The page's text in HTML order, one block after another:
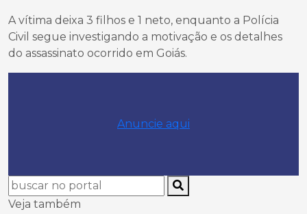
A vítima deixa 3 filhos e 1 neto, enquanto a Polícia
Civil segue investigando a motivação e os detalhes
do assassinato ocorrido em Goiás.
Anuncie aqui
Veja também